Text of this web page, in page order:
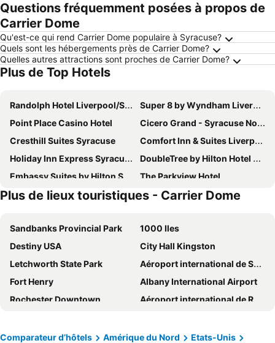
Questions fréquemment posées à propos de
Carrier Dome
Qu'est-ce qui rend Carrier Dome populaire à Syracuse?
Quels sont les hébergements près de Carrier Dome?
Quelles autres attractions sont proches de Carrier Dome?
Plus de Top Hotels
Randolph Hotel Liverpool/Syracuse/Airport West, Trademark
Super 8 by Wyndham Liverpool/Syracuse North Airport
Point Place Casino Hotel
Cicero Grand - Syracuse North
Cresthill Suites Syracuse
Comfort Inn & Suites Liverpool - Syracuse North
Holiday Inn Express Syracuse-fairgrounds By Ihg
DoubleTree by Hilton Hotel Syracuse
Embassy Suites by Hilton Syracuse Destiny USA
The Parkview Hotel
The Craftsman Inn & Suites
Hampton Inn & Suites Syracuse North Airport Area
Quality Inn & Suites East Syracuse - Carrier Circle
LivAway Suites Syracuse
Comfort Inn & Suites Liverpool - Syracuse
Liverpool-Syracuse Inn & Suites
Holiday Inn Express Syracuse Airport By Ihg
Tru by Hilton Syracuse-Camillus
Sleep Inn & Suites Syracuse Airport
Holiday Inn Express & Suites Syracuse North - Airport Area By Ihg
Homewood Suites by Hilton Syracuse/Liverpool
Microtel Inn & Suites by Wyndham Baldwinsville/Syracuse
Hampton Inn Syracuse Clay
Hampton Inn & Suites Syracuse Dewitt
Plus de lieux touristiques - Carrier Dome
Sandbanks Provincial Park
1000 Iles
Destiny USA
City Hall Kingston
Letchworth State Park
Aéroport international de Syracuse-Hancock
Fort Henry
Albany International Airport
Rochester Downtown
Aéroport international de Rochester
Boldt Castle
Carrier Dome
Comparateur d’hôtels Amérique du Nord
Etats-Unis